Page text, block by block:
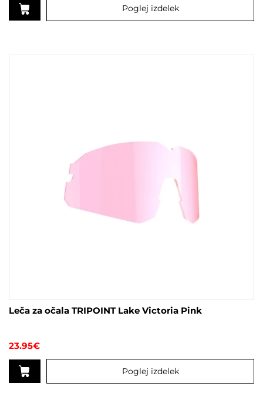
Poglej izdelek
Leča za očala TRIPOINT Lake Victoria Pink
23.95€
Poglej izdelek